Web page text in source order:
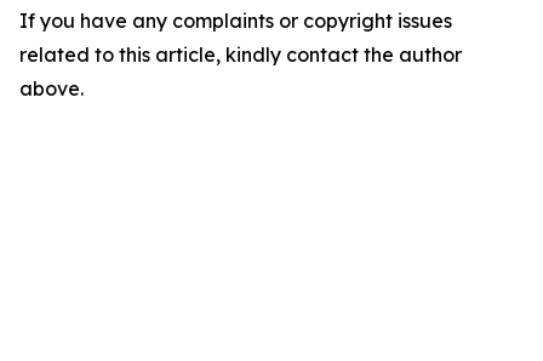
If you have any complaints or copyright issues
related to this article, kindly contact the author
above.